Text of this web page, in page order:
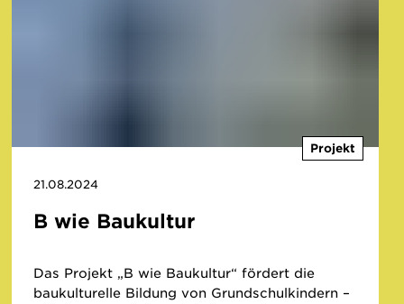
Projekt
21.08.2024
B wie Baukultur
Das Projekt „B wie Baukultur“ fördert die
baukulturelle Bildung von Grundschulkindern –